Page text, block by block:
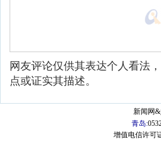
网友评论仅供其表达个人看法
点或证实其描述。